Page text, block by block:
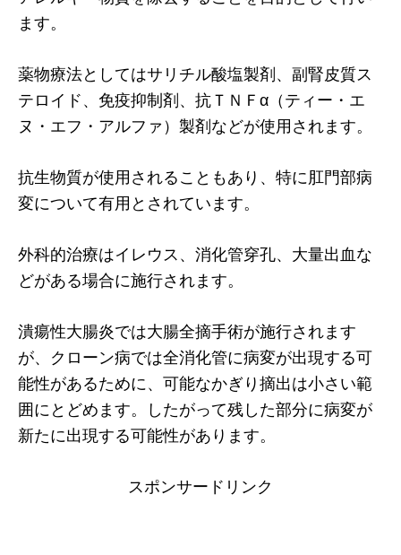
ます。
薬物療法としてはサリチル酸塩製剤、副腎皮質ス
テロイド、免疫抑制剤、抗ＴＮＦα（ティー・エ
ヌ・エフ・アルファ）製剤などが使用されます。
抗生物質が使用されることもあり、特に肛門部病
変について有用とされています。
外科的治療はイレウス、消化管穿孔、大量出血な
どがある場合に施行されます。
潰瘍性大腸炎では大腸全摘手術が施行されます
が、クローン病では全消化管に病変が出現する可
能性があるために、可能なかぎり摘出は小さい範
囲にとどめます。したがって残した部分に病変が
新たに出現する可能性があります。
スポンサードリンク